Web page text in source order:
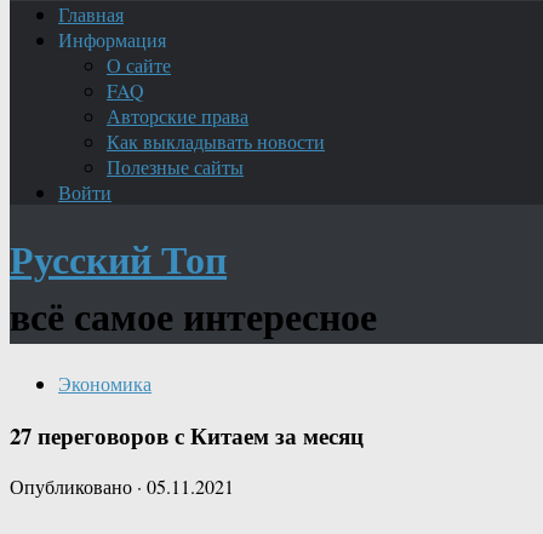
Главная
Информация
О сайте
FAQ
Авторские права
Как выкладывать новости
Полезные сайты
Войти
Русский Топ
всё самое интересное
Экономика
27 переговоров с Китаем за месяц
Опубликовано · 05.11.2021